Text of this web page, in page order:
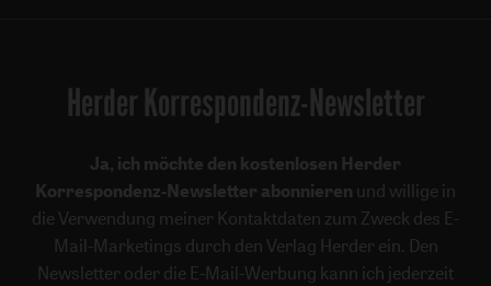
Herder Korrespondenz-Newsletter
Ja, ich möchte den kostenlosen Herder
Korrespondenz-Newsletter abonnieren und willige in
die Verwendung meiner Kontaktdaten zum Zweck des E-
Mail-Marketings durch den Verlag Herder ein. Den
Newsletter oder die E-Mail-Werbung kann ich jederzeit